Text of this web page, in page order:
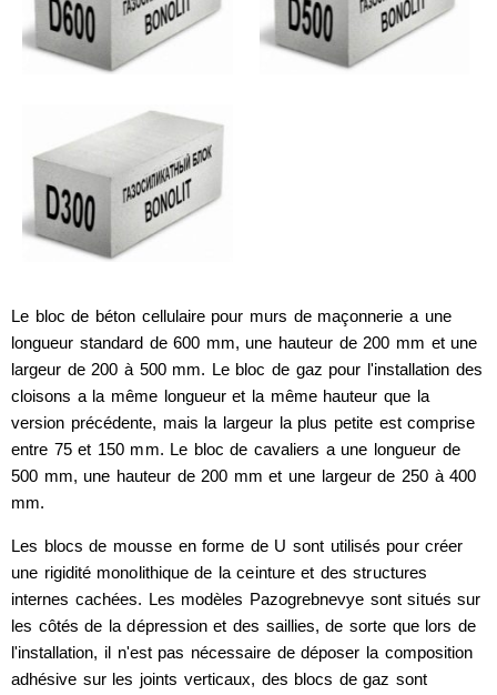
Le bloc de béton cellulaire pour murs de maçonnerie a une
longueur standard de 600 mm, une hauteur de 200 mm et une
largeur de 200 à 500 mm. Le bloc de gaz pour l'installation des
cloisons a la même longueur et la même hauteur que la
version précédente, mais la largeur la plus petite est comprise
entre 75 et 150 mm. Le bloc de cavaliers a une longueur de
500 mm, une hauteur de 200 mm et une largeur de 250 à 400
mm.
Les blocs de mousse en forme de U sont utilisés pour créer
une rigidité monolithique de la ceinture et des structures
internes cachées. Les modèles Pazogrebnevye sont situés sur
les côtés de la dépression et des saillies, de sorte que lors de
l'installation, il n'est pas nécessaire de déposer la composition
adhésive sur les joints verticaux, des blocs de gaz sont